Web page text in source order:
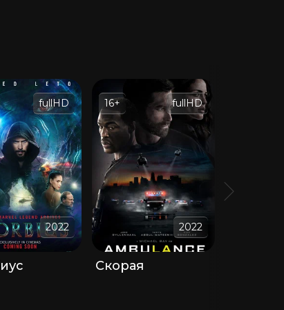
fullHD
2022
16+ fullHD
2022
Скорая